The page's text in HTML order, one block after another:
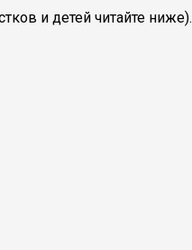
и детей читайте ниже).